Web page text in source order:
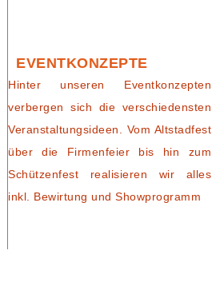
EVENTKONZEPTE
Hinter unseren Eventkonzepten
verbergen sich die verschiedensten
Veranstaltungsideen. Vom Altstadfest
über die Firmenfeier bis hin zum
Schützenfest realisieren wir alles
inkl. Bewirtung und Showprogramm